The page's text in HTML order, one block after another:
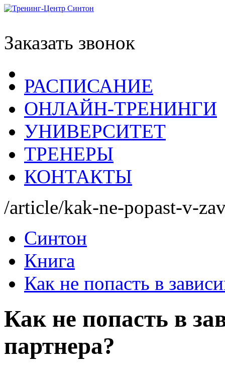
Заказать звонок
РАСПИСАНИЕ
ОНЛАЙН-ТРЕНИНГИ
УНИВЕРСИТЕТ
ТРЕНЕРЫ
КОНТАКТЫ
/article/kak-ne-popast-v-
Синтон
Книга
Как не попасть в
Как не попасть в
партнера?